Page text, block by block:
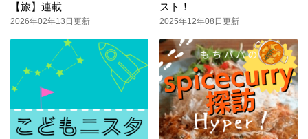
【旅】連載
2026年02年13日更新
スト！
2025年12年08日更新